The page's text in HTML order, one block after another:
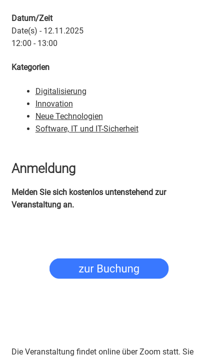
Datum/Zeit
Date(s) - 12.11.2025
12:00 - 13:00
Kategorien
Digitalisierung
Innovation
Neue Technologien
Software, IT und IT-Sicherheit
Anmeldung
Melden Sie sich kostenlos untenstehend zur
Veranstaltung an.
Die Veranstaltung findet online über Zoom statt. Sie